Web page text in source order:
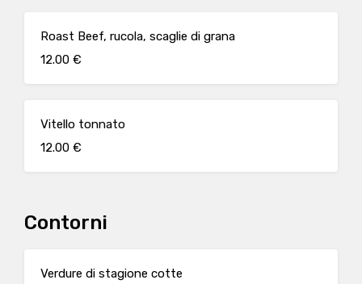
Roast Beef, rucola, scaglie di grana
12.00 €
Vitello tonnato
12.00 €
Contorni
Verdure di stagione cotte